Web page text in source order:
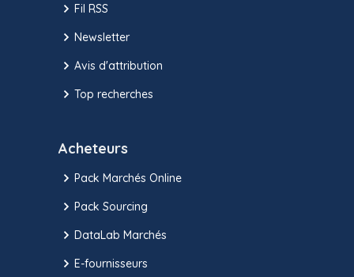
Fil RSS
Newsletter
Avis d'attribution
Top recherches
Acheteurs
Pack Marchés Online
Pack Sourcing
DataLab Marchés
E-fournisseurs